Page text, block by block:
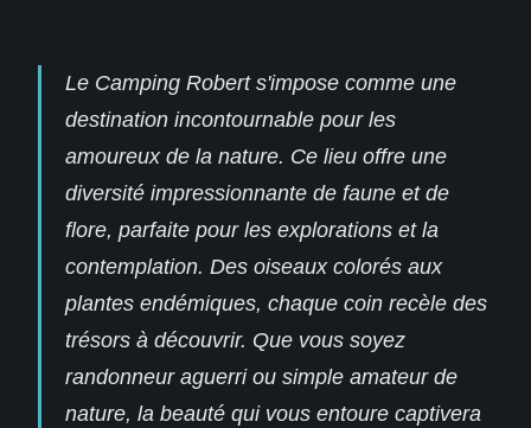
Le Camping Robert s'impose comme une
destination incontournable pour les
amoureux de la nature. Ce lieu offre une
diversité impressionnante de faune et de
flore, parfaite pour les explorations et la
contemplation. Des oiseaux colorés aux
plantes endémiques, chaque coin recèle des
trésors à découvrir. Que vous soyez
randonneur aguerri ou simple amateur de
nature, la beauté qui vous entoure captivera